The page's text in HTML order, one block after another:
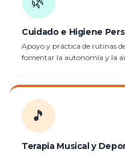
Cuidado e Higiene
Apoyo y práctica de rutinas
fomentar la autonomía y la
🎵
Terapia Musical y